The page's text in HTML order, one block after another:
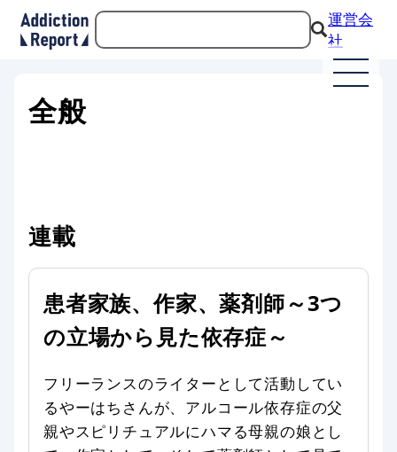
運営会
社
全般
連載
患者家族、作家、薬剤師～3つ
の立場から見た依存症～
フリーランスのライターとして活動してい
るやーはちさんが、アルコール依存症の父
親やスピリチュアルにハマる母親の娘とし